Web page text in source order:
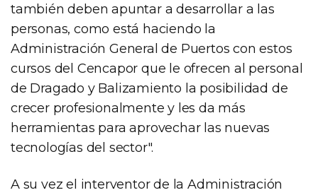
también deben apuntar a desarrollar a las
personas, como está haciendo la
Administración General de Puertos con estos
cursos del Cencapor que le ofrecen al personal
de Dragado y Balizamiento la posibilidad de
crecer profesionalmente y les da más
herramientas para aprovechar las nuevas
tecnologías del sector".
A su vez el interventor de la Administración